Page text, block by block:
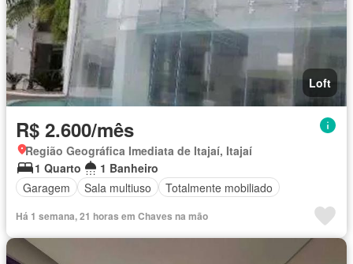
Loft
R$ 2.600/mês
Região Geográfica Imediata de Itajaí, Itajaí
1 Quarto
1 Banheiro
Garagem
Sala multiuso Totalmente mobiliado
Há 1 semana, 21 horas em Chaves na mão